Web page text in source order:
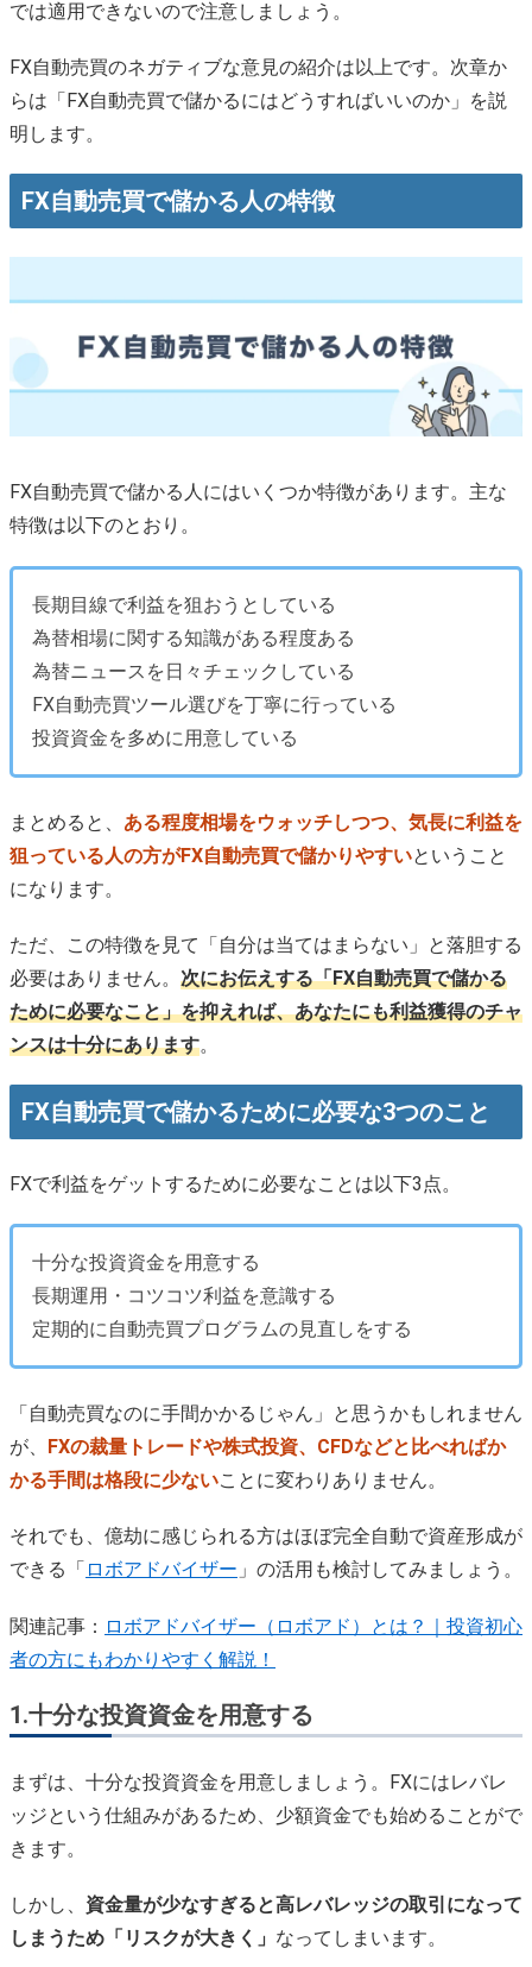
では適用できないので注意しましょう。
FX自動売買のネガティブな意見の紹介は以上です。次章か
らは「FX自動売買で儲かるにはどうすればいいのか」を説
明します。
FX自動売買で儲かる人の特徴
FX自動売買で儲かる人にはいくつか特徴があります。主な
特徴は以下のとおり。
長期目線で利益を狙おうとしている
為替相場に関する知識がある程度ある
為替ニュースを日々チェックしている
FX自動売買ツール選びを丁寧に行っている
投資資金を多めに用意している
まとめると、 ある程度相場をウォッチしつつ、気長に利益を
狙っている人の方がFX自動売買で儲かりやすいということ
になります。
ただ、この特徴を見て「自分は当てはまらない」と落胆する
必要はありません。 次にお伝えする「FX自動売買で儲かる
ために必要なこと」を抑えれば、あなたにも利益獲得のチャ
ンスは十分にあります。
FX自動売買で儲かるために必要な3つのこと
FXで利益をゲットするために必要なことは以下3点。
十分な投資資金を用意する
長期運用・コツコツ利益を意識する
定期的に自動売買プログラムの見直しをする
「自動売買なのに手間かかるじゃん」と思うかもしれません
が、
FXの裁量トレードや株式投資、CFDなどと比べればか
かる手間は格段に少ないことに変わりありません。
それでも、億劫に感じられる方はほぼ完全自動で資産形成が
できる「 ロボアドバイザー 」の活用も検討してみましょう。
関連記事： ロボアドバイザー（ロボアド）とは？｜投資初心
者の方にもわかりやすく解説！
1.十分な投資資金を用意する
まずは、十分な投資資金を用意しましょう。FXにはレバレ
ッジという仕組みがあるため、少額資金でも始めることがで
きます。
しかし、 資金量が少なすぎると高レバレッジの取引になって
しまうため「リスクが大きく」 なってしまいます。